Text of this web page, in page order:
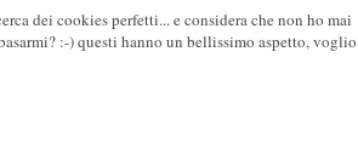
dei cookies perfetti... e considera che non ho mai
:-) questi hanno un bellissimo aspetto, voglio